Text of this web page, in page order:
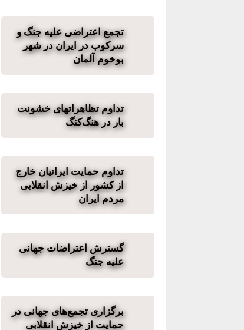
تجمع اعتراضی علیه جنگ و
سرکوب در ایران در شهر
بوخوم آلمان
تداوم تظاهراتهای خشونت
بار در هنگ‌کنگ
تداوم حمایت ایرانیان خارج
از کشور از خیزش انقلابی
مردم ایران
گسترش اعتراضات جهانی
علیه جنگ
برگزاری تجمع‌های جهانی در
حمایت از خیزش انقلابی